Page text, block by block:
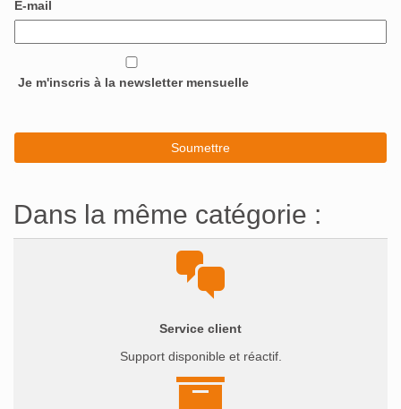
E-mail
Je m'inscris à la newsletter mensuelle
Dans la même catégorie :
Service client
Support disponible et réactif.